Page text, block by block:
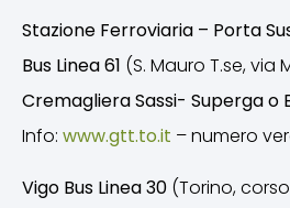
Stazione Ferroviaria – Porta
Bus Linea 61 (S. Mauro T.se,
Cremagliera Sassi- Superga o
Info: www.gtt.to.it – numero
Vigo Bus Linea 30 (Torino,